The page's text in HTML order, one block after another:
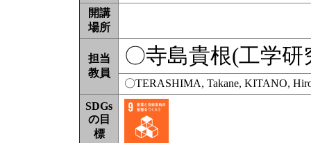
開講
場所
担当
教員
〇寺島貴根(工学
〇TERASHIMA, Takane, KITANO,
SDGs
の目
標